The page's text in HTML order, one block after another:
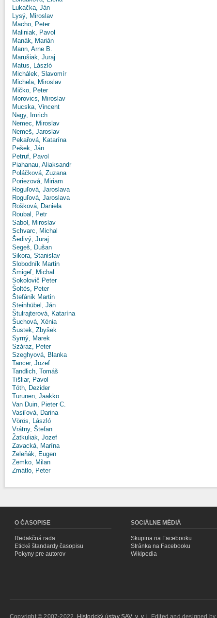
Lukačka, Ján
Lysý, Miroslav
Macho, Peter
Maliniak, Pavol
Manák, Marián
Mann, Arne B.
Marušiak, Juraj
Matus, László
Michálek, Slavomír
Michela, Miroslav
Mičko, Peter
Morovics, Miroslav
Mucska, Vincent
Nagy, Imrich
Nemec, Miroslav
Nemeš, Jaroslav
Pekařová, Katarína
Pešek, Ján
Petruf, Pavol
Piahanau, Aliaksandr
Poláčková, Zuzana
Poriezová, Miriam
Roguľová, Jaroslava
Roguľová, Jaroslava
Rošková, Daniela
Roubal, Petr
Sabol, Miroslav
Schvarc, Michal
Šedivý, Juraj
Segeš, Dušan
Sikora, Stanislav
Slobodník Martin
Šmigeľ, Michal
Sokolovič Peter
Šoltés, Peter
Štefánik Martin
Steinhübel, Ján
Štulrajterová, Katarína
Šuchová, Xénia
Šustek, Zbyšek
Syrný, Marek
Száraz, Peter
Szeghyová, Blanka
Tancer, Jozef
Tandlich, Tomáš
Tišliar, Pavol
Tóth, Dezider
Turunen, Jaakko
Van Duin, Pieter C.
Vasiľová, Darina
Vörös, László
Vrátny, Štefan
Žatkuliak, Jozef
Zavacká, Marína
Zeleňák, Eugen
Zemko, Milan
Zmátlo, Peter
O ČASOPISE
Redakčná rada
Etické štandardy časopisu
Pokyny pre autorov
SOCIÁLNE MÉDIÁ
Skupina na Facebooku
Stránka na Facebooku
Wikipedia